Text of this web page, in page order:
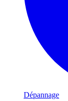
Dépannage